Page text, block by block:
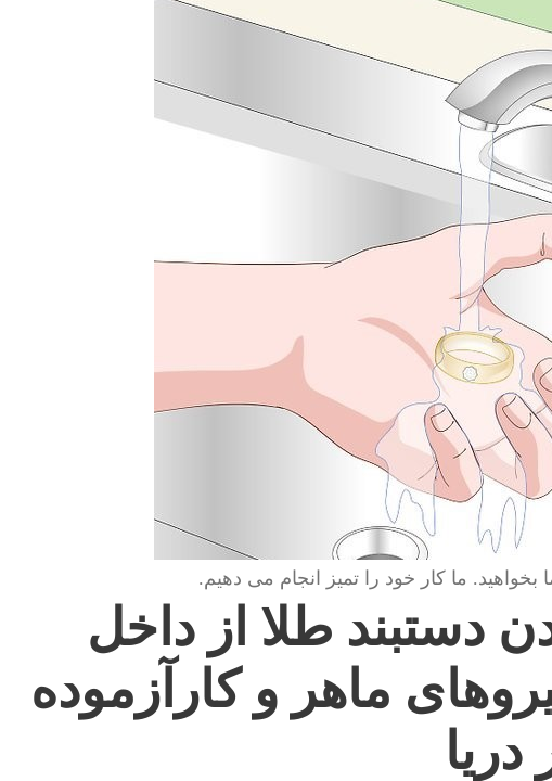
بخواهید. ما کار خود را تمیز انجام می دهیم.
دستبند طلا از داخل
ماهر و کارآزموده
دریا